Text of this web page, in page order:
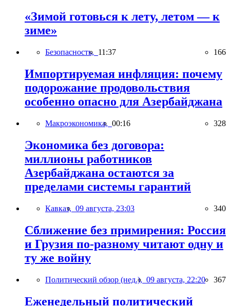
«Зимой готовься к лету, летом — к
зиме»
Безопасность, 11:37 166
Импортируемая инфляция: почему
подорожание продовольствия
особенно опасно для Азербайджана
Макроэкономика, 00:16 328
Экономика без договора:
миллионы работников
Азербайджана остаются за
пределами системы гарантий
Кавказ, 09 августа, 23:03 340
Сближение без примирения: Россия
и Грузия по-разному читают одну и
ту же войну
Политический обзор (нед.), 09 августа, 22:20 367
Еженедельный политический